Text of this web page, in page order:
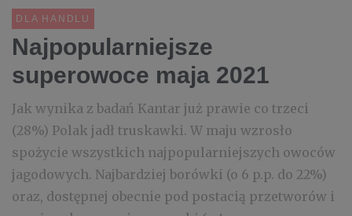
DLA HANDLU
Najpopularniejsze
superowoce maja 2021
Jak wynika z badań Kantar już prawie co trzeci
(28%) Polak jadł truskawki. W maju wzrosło
spożycie wszystkich najpopularniejszych owoców
jagodowych. Najbardziej borówki (o 6 p.p. do 22%)
oraz, dostępnej obecnie pod postacią przetworów i